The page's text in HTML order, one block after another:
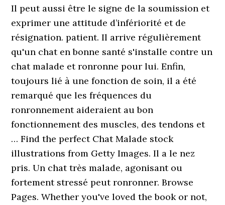
Il peut aussi être le signe de la soumission et
exprimer une attitude d’infériorité et de
résignation. patient. Il arrive régulièrement
qu'un chat en bonne santé s'installe contre un
chat malade et ronronne pour lui. Enfin,
toujours lié à une fonction de soin, il a été
remarqué que les fréquences du
ronronnement aideraient au bon
fonctionnement des muscles, des tendons et
… Find the perfect Chat Malade stock
illustrations from Getty Images. Il a le nez
pris. Un chat très malade, agonisant ou
fortement stressé peut ronronner. Browse
Pages. Whether you've loved the book or not,